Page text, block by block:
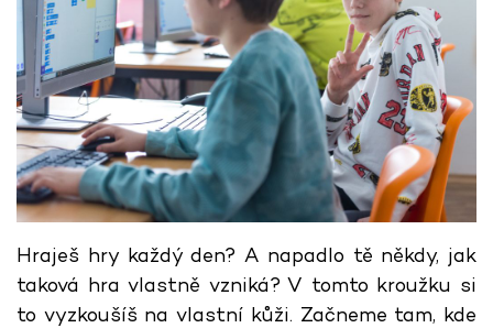
Hraješ hry každý den? A napadlo tě někdy, jak
taková hra vlastně vzniká? V tomto kroužku si
to vyzkoušíš na vlastní kůži. Začneme tam, kde